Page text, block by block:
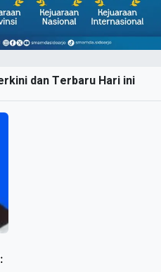
dan Terbaru Hari ini